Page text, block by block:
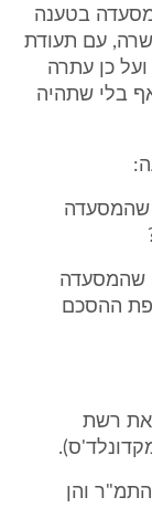
בטענה
עם תעודת
כן עתרה
בלי שתהיה
שהמסעדה
שהמסעדה
ההסכם
את רשת
התמ"ר והן